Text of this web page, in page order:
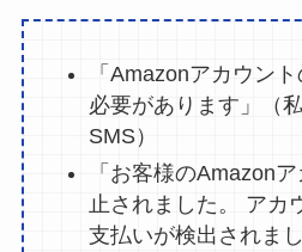
「Amazonアカウン
必要があります」（
SMS）
「お客様のAmazon
止されました。 アカ
支払いが検出されま